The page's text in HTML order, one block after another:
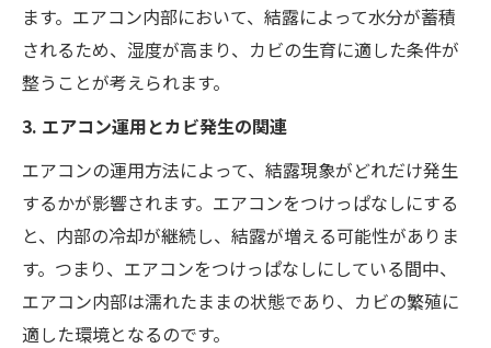
ます。エアコン内部において、結露によって水分が蓄積
されるため、湿度が高まり、カビの生育に適した条件が
整うことが考えられます。
3. エアコン運用とカビ発生の関連
エアコンの運用方法によって、結露現象がどれだけ発生
するかが影響されます。エアコンをつけっぱなしにする
と、内部の冷却が継続し、結露が増える可能性がありま
す。つまり、エアコンをつけっぱなしにしている間中、
エアコン内部は濡れたままの状態であり、カビの繁殖に
適した環境となるのです。